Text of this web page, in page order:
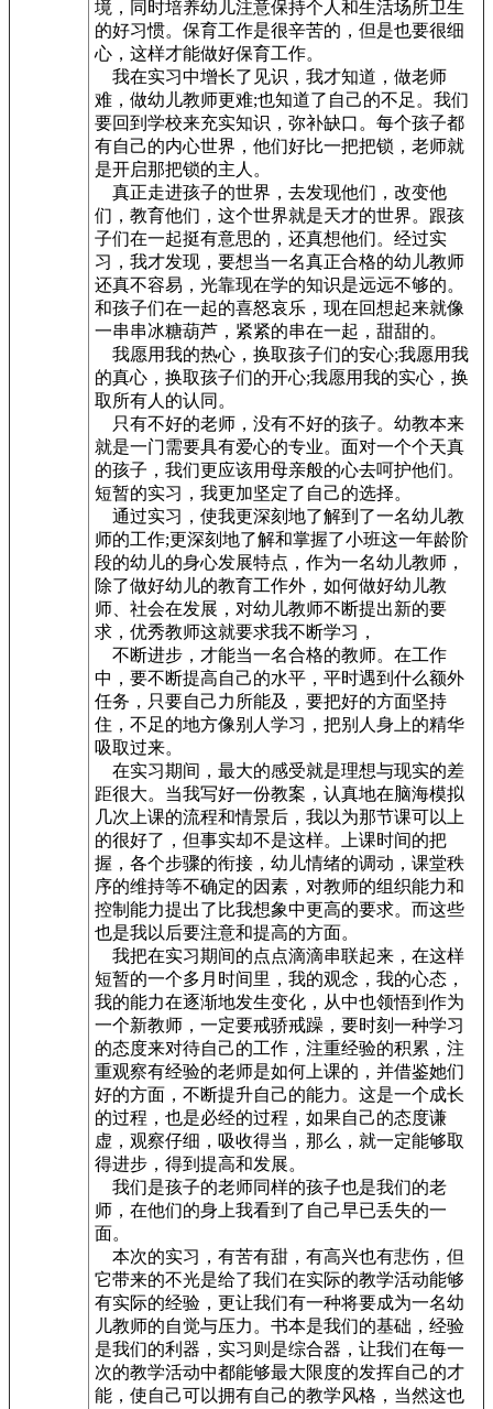
境，同时培养幼儿注意保持个人和生活场所卫生
的好习惯。保育工作是很辛苦的，但是也要很细
心，这样才能做好保育工作。
我在实习中增长了见识，我才知道，做老师
难，做幼儿教师更难;也知道了自己的不足。我们
要回到学校来充实知识，弥补缺口。每个孩子都
有自己的内心世界，他们好比一把把锁，老师就
是开启那把锁的主人。
真正走进孩子的世界，去发现他们，改变他
们，教育他们，这个世界就是天才的世界。跟孩
子们在一起挺有意思的，还真想他们。经过实
习，我才发现，要想当一名真正合格的幼儿教师
还真不容易，光靠现在学的知识是远远不够的。
和孩子们在一起的喜怒哀乐，现在回想起来就像
一串串冰糖葫芦，紧紧的串在一起，甜甜的。
我愿用我的热心，换取孩子们的安心;我愿用我
的真心，换取孩子们的开心;我愿用我的实心，换
取所有人的认同。
只有不好的老师，没有不好的孩子。幼教本来
就是一门需要具有爱心的专业。面对一个个天真
的孩子，我们更应该用母亲般的心去呵护他们。
短暂的实习，我更加坚定了自己的选择。
通过实习，使我更深刻地了解到了一名幼儿教
师的工作;更深刻地了解和掌握了小班这一年龄阶
段的幼儿的身心发展特点，作为一名幼儿教师，
除了做好幼儿的教育工作外，如何做好幼儿教
师、社会在发展，对幼儿教师不断提出新的要
求，优秀教师这就要求我不断学习，
不断进步，才能当一名合格的教师。在工作
中，要不断提高自己的水平，平时遇到什么额外
任务，只要自己力所能及，要把好的方面坚持
住，不足的地方像别人学习，把别人身上的精华
吸取过来。
在实习期间，最大的感受就是理想与现实的差
距很大。当我写好一份教案，认真地在脑海模拟
几次上课的流程和情景后，我以为那节课可以上
的很好了，但事实却不是这样。上课时间的把
握，各个步骤的衔接，幼儿情绪的调动，课堂秩
序的维持等不确定的因素，对教师的组织能力和
控制能力提出了比我想象中更高的要求。而这些
也是我以后要注意和提高的方面。
我把在实习期间的点点滴滴串联起来，在这样
短暂的一个多月时间里，我的观念，我的心态，
我的能力在逐渐地发生变化，从中也领悟到作为
一个新教师，一定要戒骄戒躁，要时刻一种学习
的态度来对待自己的工作，注重经验的积累，注
重观察有经验的老师是如何上课的，并借鉴她们
好的方面，不断提升自己的能力。这是一个成长
的过程，也是必经的过程，如果自己的态度谦
虚，观察仔细，吸收得当，那么，就一定能够取
得进步，得到提高和发展。
我们是孩子的老师同样的孩子也是我们的老
师，在他们的身上我看到了自己早已丢失的一
面。
本次的实习，有苦有甜，有高兴也有悲伤，但
它带来的不光是给了我们在实际的教学活动能够
有实际的经验，更让我们有一种将要成为一名幼
儿教师的自觉与压力。书本是我们的基础，经验
是我们的利器，实习则是综合器，让我们在每一
次的教学活动中都能够最大限度的发挥自己的才
能，使自己可以拥有自己的教学风格，当然这也